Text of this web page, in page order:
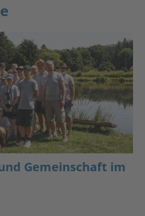
Gemeinschaft im